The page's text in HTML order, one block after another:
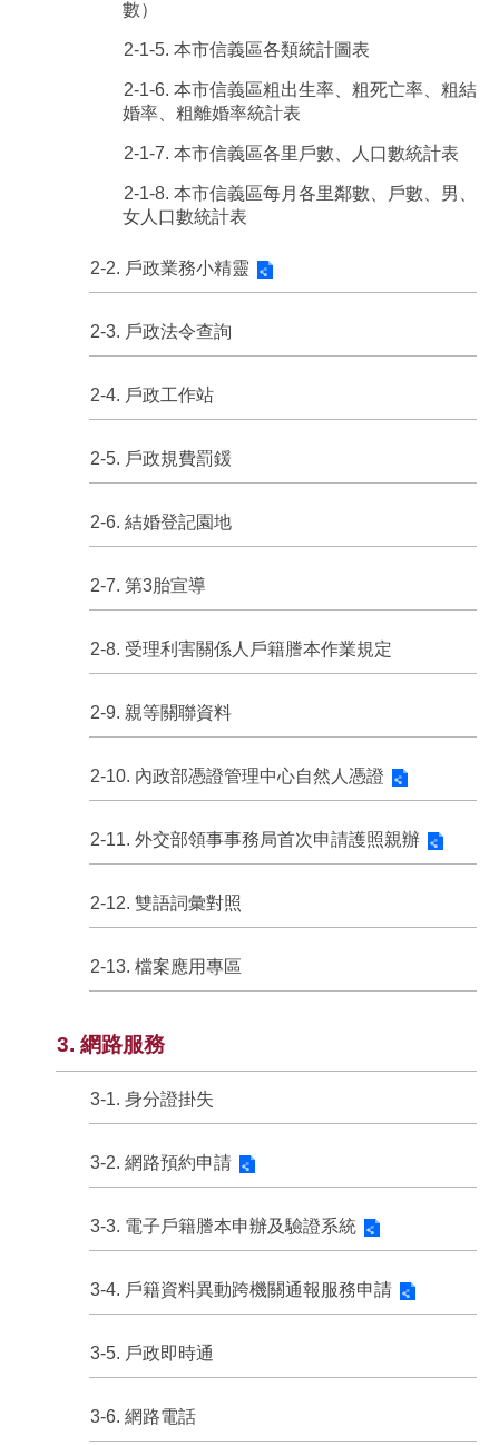
數）
2-1-5. 本市信義區各類統計圖表
2-1-6. 本市信義區粗出生率、粗死亡率、粗結
婚率、粗離婚率統計表
2-1-7. 本市信義區各里戶數、人口數統計表
2-1-8. 本市信義區每月各里鄰數、戶數、男、
女人口數統計表
2-2. 戶政業務小精靈
2-3. 戶政法令查詢
2-4. 戶政工作站
2-5. 戶政規費罰鍰
2-6. 結婚登記園地
2-7. 第3胎宣導
2-8. 受理利害關係人戶籍謄本作業規定
2-9. 親等關聯資料
2-10. 內政部憑證管理中心自然人憑證
2-11. 外交部領事事務局首次申請護照親辦
2-12. 雙語詞彙對照
2-13. 檔案應用專區
3. 網路服務
3-1. 身分證掛失
3-2. 網路預約申請
3-3. 電子戶籍謄本申辦及驗證系統
3-4. 戶籍資料異動跨機關通報服務申請
3-5. 戶政即時通
3-6. 網路電話